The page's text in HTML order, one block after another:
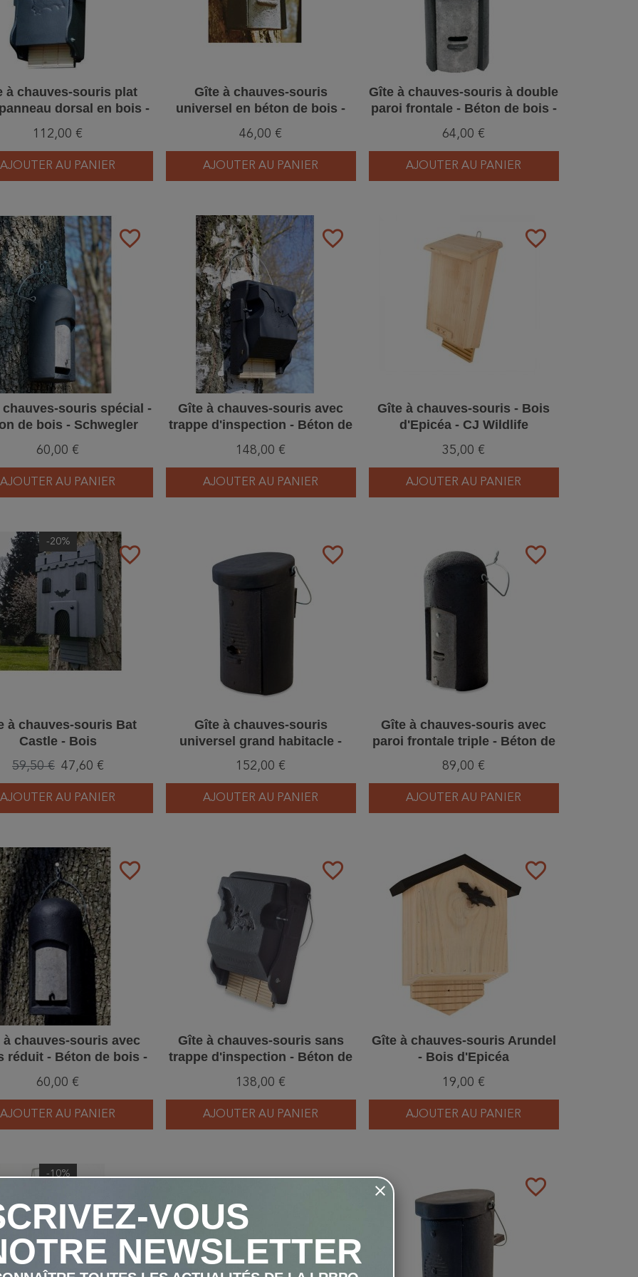
à chauves-souris plat
dorsal en bois -
de bois - Schwegler
(1FF - 139/9)
112,00 €
AJOUTER AU PANIER
Gîte à chauves-souris
universel en béton de bois -
Schwegler (2F - 134/4)
46,00 €
AJOUTER AU PANIER
Gîte à chauves-souris à double
paroi frontale - Béton de bois -
Schwegler (2F - - 135/1)
64,00 €
AJOUTER AU PANIER
favorite_border
chauves-souris spécial -
de bois - Schwegler
60,00 €
AJOUTER AU PANIER
favorite_border
Gîte à chauves-souris avec
trappe d'inspection - Béton de
148,00 €
AJOUTER AU PANIER
favorite_border
Gîte à chauves-souris - Bois
d'Epicéa - CJ Wildlife
35,00 €
AJOUTER AU PANIER
favorite_border
-20%
à chauves-souris Bat
Castle - Bois
59,50 € 47,60 €
AJOUTER AU PANIER
favorite_border
Gîte à chauves-souris
universel grand habitacle -
Béton de bois - Schwegler
(1FS - 133/7)
152,00 €
AJOUTER AU PANIER
favorite_border
Gîte à chauves-souris avec
paroi frontale triple - Béton de
bois - Schwegler (1FD - 132/0)
89,00 €
AJOUTER AU PANIER
favorite_border
à chauves-souris avec
réduit - Béton de bois -
(3FN - 138/2)
60,00 €
AJOUTER AU PANIER
favorite_border
Gîte à chauves-souris sans
trappe d'inspection - Béton de
bois - Schwegler (3FF - 239/6)
138,00 €
AJOUTER AU PANIER
favorite_border
Gîte à chauves-souris Arundel
- Bois d'Epicéa
19,00 €
AJOUTER AU PANIER
-10%
favorite_border
VOUS
NEWSLETTER